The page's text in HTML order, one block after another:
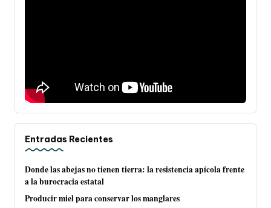
Entradas Recientes
Donde las abejas no tienen tierra: la resistencia apícola frente
a la burocracia estatal
Producir miel para conservar los manglares